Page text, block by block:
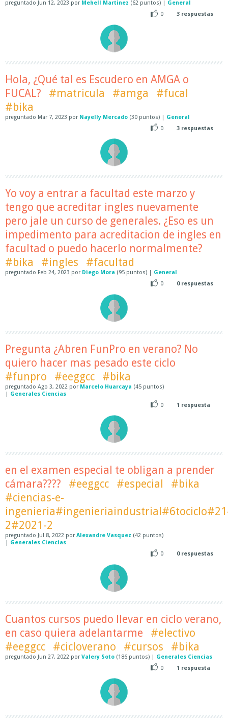
preguntado Jun 12, 2023 por Mehell Martinez (62 puntos) | General
0
3 respuestas
Hola, ¿Qué tal es Escudero en AMGA o
FUCAL?
#matricula #amga
#fucal
#bika
preguntado Mar 7, 2023 por Nayelly Mercado (30 puntos) | General
0
3 respuestas
Yo voy a entrar a facultad este marzo y
tengo que acreditar ingles nuevamente
pero jale un curso de generales. ¿Eso es un
impedimento para acreditacion de ingles en
facultad o puedo hacerlo normalmente?
#bika
#ingles #facultad
preguntado Feb 24, 2023 por Diego Mora (95 puntos) | General
0
0respuestas
Pregunta ¿Abren FunPro en verano? No
quiero hacer mas pesado este ciclo
#funpro
#eeggcc #bika
preguntado Ago 3, 2022 por Marcelo Huarcaya (45 puntos)
| Generales Ciencias
0
1 respuesta
en el examen especial te obligan a prender
cámara????
#eeggcc #especial
#bika
#ciencias-e-
2#2021-2
preguntado Jul 8, 2022 por Alexandre Vasquez (42 puntos)
| Generales Ciencias
0
0respuestas
Cuantos cursos puedo llevar en ciclo verano,
en caso quiera adelantarme
#electivo
#eeggcc
#cicloverano #cursos #bika
preguntado Jun 27, 2022 por Valery Soto (186 puntos) | Generales Ciencias
0
1 respuesta